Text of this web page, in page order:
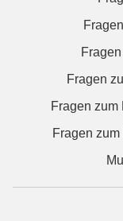
Fragen
Fragen zum
Fragen